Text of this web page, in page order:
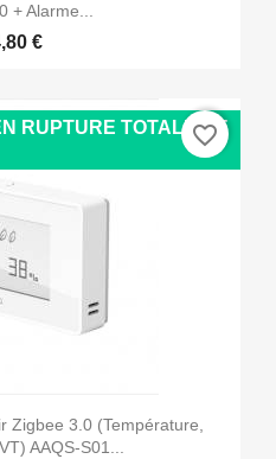
+ Alarme...
€
Zigbee 3.0 (température,
AAQS-S01...
RUPTURE TOTALE DE
favorite_border